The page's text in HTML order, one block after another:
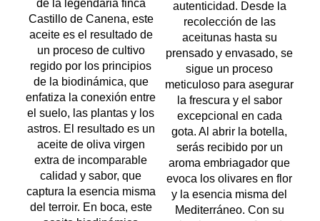
de la legendaria finca
Castillo de Canena, este
aceite es el resultado de
un proceso de cultivo
regido por los principios
de la biodinámica, que
enfatiza la conexión entre
el suelo, las plantas y los
astros. El resultado es un
aceite de oliva virgen
extra de incomparable
calidad y sabor, que
captura la esencia misma
del terroir. En boca, este
autenticidad. Desde la
recolección de las
aceitunas hasta su
prensado y envasado, se
sigue un proceso
meticuloso para asegurar
la frescura y el sabor
excepcional en cada
gota. Al abrir la botella,
serás recibido por un
aroma embriagador que
evoca los olivares en flor
y la esencia misma del
Mediterráneo. Con su